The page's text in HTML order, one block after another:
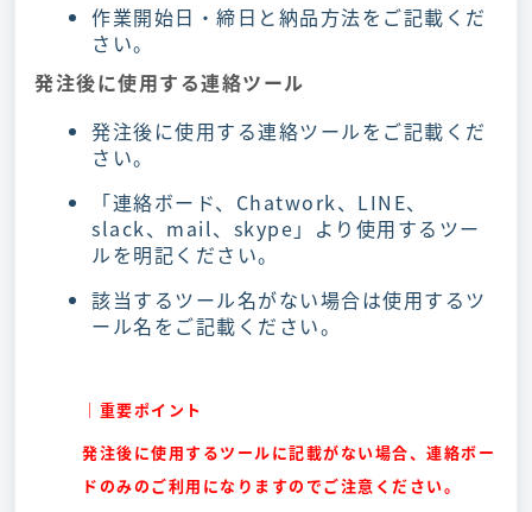
作業開始日・締日と納品方法をご記載くだ
さい。
発注後に使用する連絡ツール
発注後に使用する連絡ツールをご記載くだ
さい。
「連絡ボード、Chatwork、LINE、
slack、mail、skype」より使用するツー
ルを明記ください。
該当するツール名がない場合は使用するツ
ール名をご記載ください。
｜重要ポイント
発注後に使用するツールに記載がない場合、連絡ボー
ドのみのご利用になりますのでご注意ください。